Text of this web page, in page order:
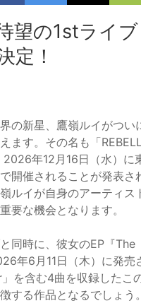
望の1stライブ
定！
の新星、鷹嶺ルイがつい
ます。その名も「
2026年12月16日（水）に
開催されることが発表さ
ルイが自身のアーティス
要な機会となります。
同時に、彼女のEP『The
年6月11日（木）に発売
を含む4曲を収録したこ
する作品となるでしょう。